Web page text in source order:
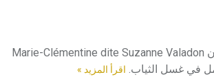
فالادون (ماري كليمانتين المعروفة بسوزان -) (1865-1938) ماري كليمانتين المعروفة بسوزان فالادون Marie-Clémentine dite Suzanne Valadon
اقرأ المزيد »